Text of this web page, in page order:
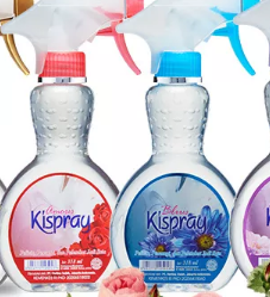
durasi perendaman yang
ini sudah cukup untuk
Ini karena beberapa produk